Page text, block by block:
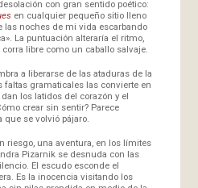
con gran sentido poético:
en cualquier pequeño sitio lleno
las noches de mi vida escarbando
La puntuación alteraría el ritmo,
libre como un caballo salvaje.
a liberarse de las ataduras de la
faltas gramaticales las convierte en
los latidos del corazón y el
crear sin sentir? Parece
se volvió pájaro.
riesgo, una aventura, en los límites
Pizarnik se desnuda con las
El escudo esconde el
Es la inocencia visitando los